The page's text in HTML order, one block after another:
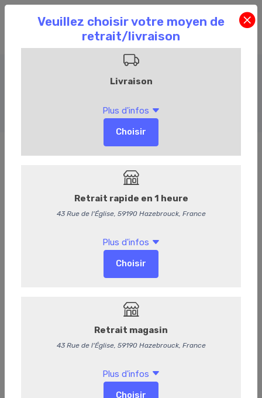
Amuses bouches froids
Amuses bouches froids